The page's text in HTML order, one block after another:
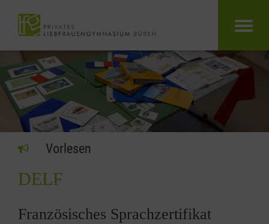
Vorlesen
DELF
Französisches Sprachzertifikat